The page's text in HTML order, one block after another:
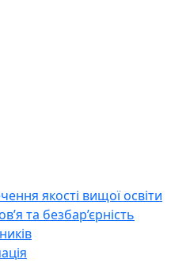
якості вищої освіти
та безбар’єрність